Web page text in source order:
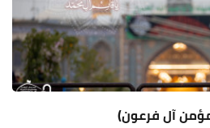
آل فرعون)